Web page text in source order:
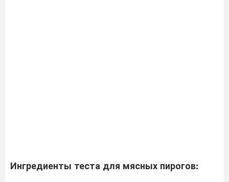
Ингредиенты теста для мясных пирогов: